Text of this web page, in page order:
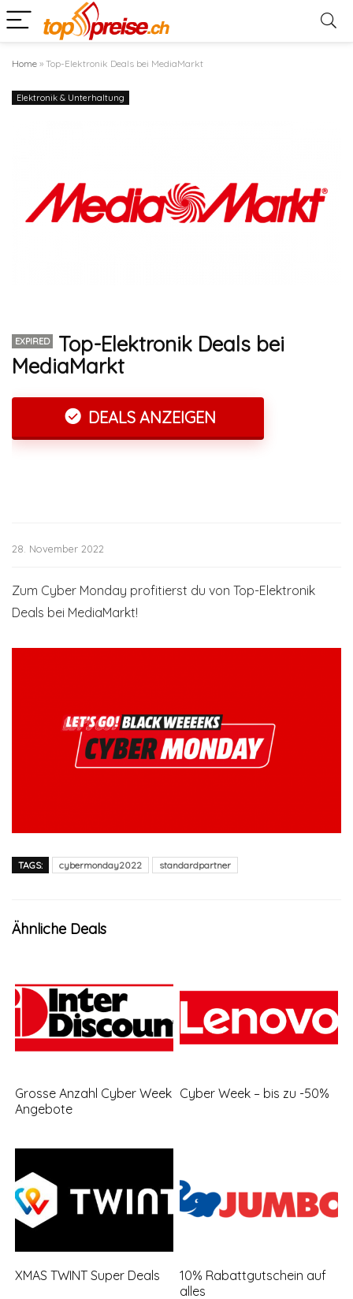
Home » Top-Elektronik Deals bei MediaMarkt
Elektronik & Unterhaltung
EXPIRED
Top-Elektronik Deals bei
MediaMarkt
DEALS ANZEIGEN
28. November 2022
Zum Cyber Monday profitierst du von Top-Elektronik
Deals bei MediaMarkt!
TAGS: cybermonday2022 standardpartner
Ähnliche Deals
Grosse Anzahl Cyber Week
Angebote
Cyber Week – bis zu -50%
XMAS TWINT Super Deals
10% Rabattgutschein auf
alles